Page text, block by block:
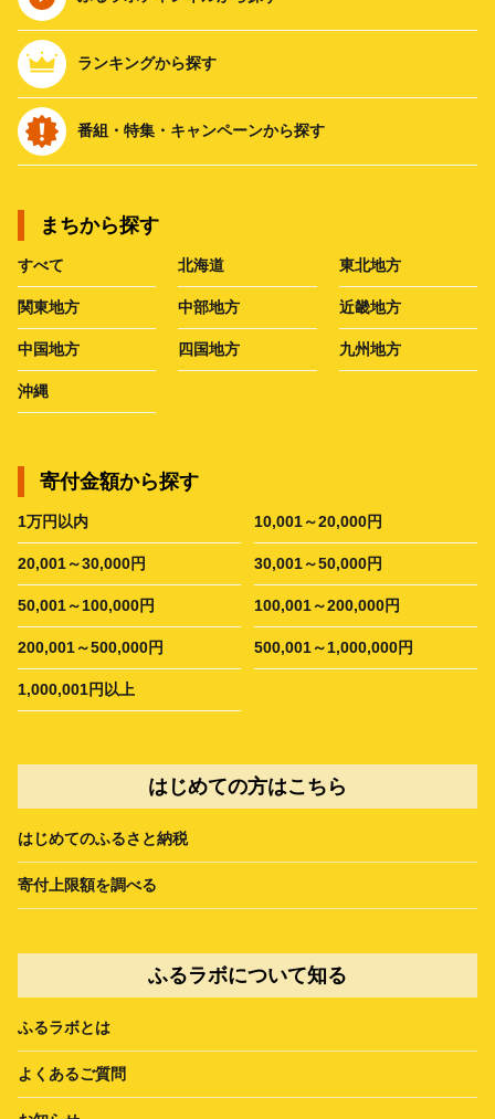
ランキングから探す
番組・特集・キャンペーンから探す
まちから探す
すべて 北海道 東北地方
関東地方 中部地方 近畿地方
中国地方 四国地方 九州地方
沖縄
寄付金額から探す
1万円以内 10,001～20,000円
20,001～30,000円 30,001～50,000円
50,001～100,000円 100,001～200,000円
200,001～500,000円 500,001～1,000,000円
1,000,001円以上
はじめての方はこちら
はじめてのふるさと納税
寄付上限額を調べる
ふるラボについて知る
ふるラボとは
よくあるご質問